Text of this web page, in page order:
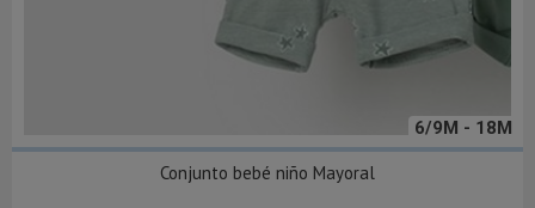
6/9M - 18M
Conjunto bebé niño Mayoral